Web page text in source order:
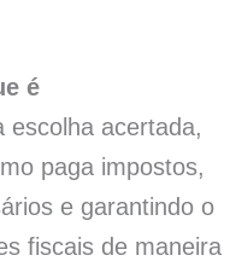
é
acertada,
paga impostos,
e garantindo o
fiscais de maneira